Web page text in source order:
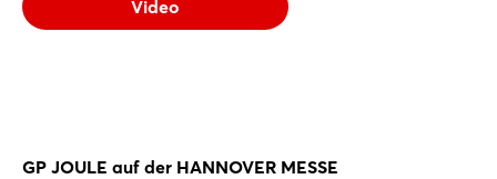
Video
GP JOULE auf der HANNOVER MESSE